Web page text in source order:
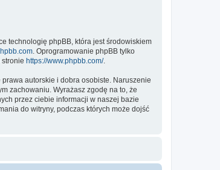
technologię phpBB, która jest środowiskiem
. Oprogramowanie phpBB tylko
https://www.phpbb.com/.
autorskie i dobra osobiste. Naruszenie
zachowaniu. Wyrażasz zgodę na to, że
przez ciebie informacji w naszej bazie
do witryny, podczas których może dojść